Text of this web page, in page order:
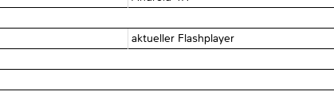
aktueller Flashplayer